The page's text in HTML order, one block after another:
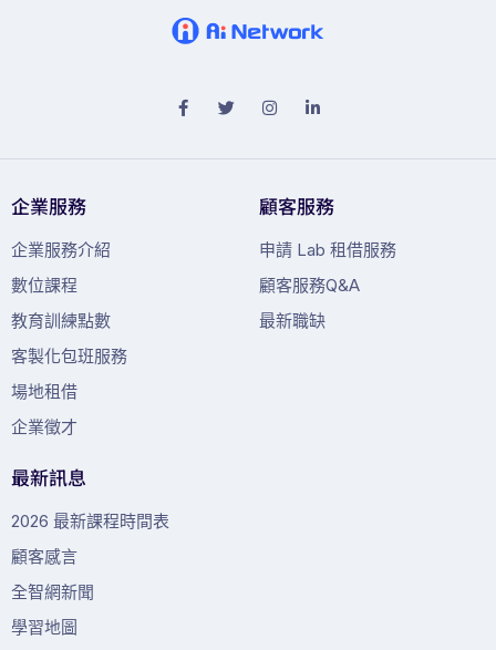
企業服務
企業服務介紹
數位課程
教育訓練點數
客製化包班服務
場地租借
企業徵才
顧客服務
申請 Lab 租借服務
顧客服務Q&A
最新職缺
最新訊息
2026 最新課程時間表
顧客感言
全智網新聞
學習地圖